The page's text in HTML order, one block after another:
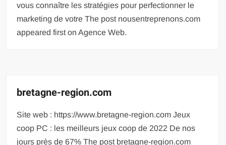
vous connaître les stratégies pour perfectionner le
marketing de votre The post nousentreprenons.com
appeared first on Agence Web.
bretagne-region.com
Site web : https://www.bretagne-region.com Jeux
coop PC : les meilleurs jeux coop de 2022 De nos
jours près de 67% The post bretagne-region.com